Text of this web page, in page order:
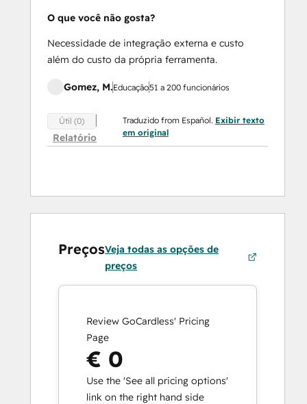
O que você não gosta?
Necessidade de integração externa e custo
além do custo da própria ferramenta.
Gomez, M.Educação51 a 200 funcionários
Útil (0)
Relatório
Traduzido from Español. Exibir texto
em original
PreçosVeja todas as opções de
preços
Review GoCardless' Pricing
Page
€ 0
Use the 'See all pricing options'
link on the right hand side